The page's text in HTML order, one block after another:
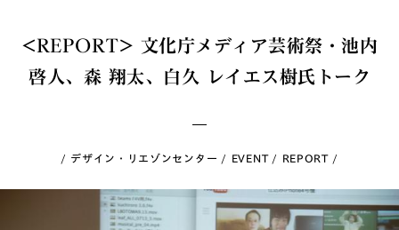
<REPORT> 文化庁メディア芸術祭・池内
啓人、森 翔太、白久 レイエス樹氏トーク
デザイン・リエゾンセンター EVENT REPORT